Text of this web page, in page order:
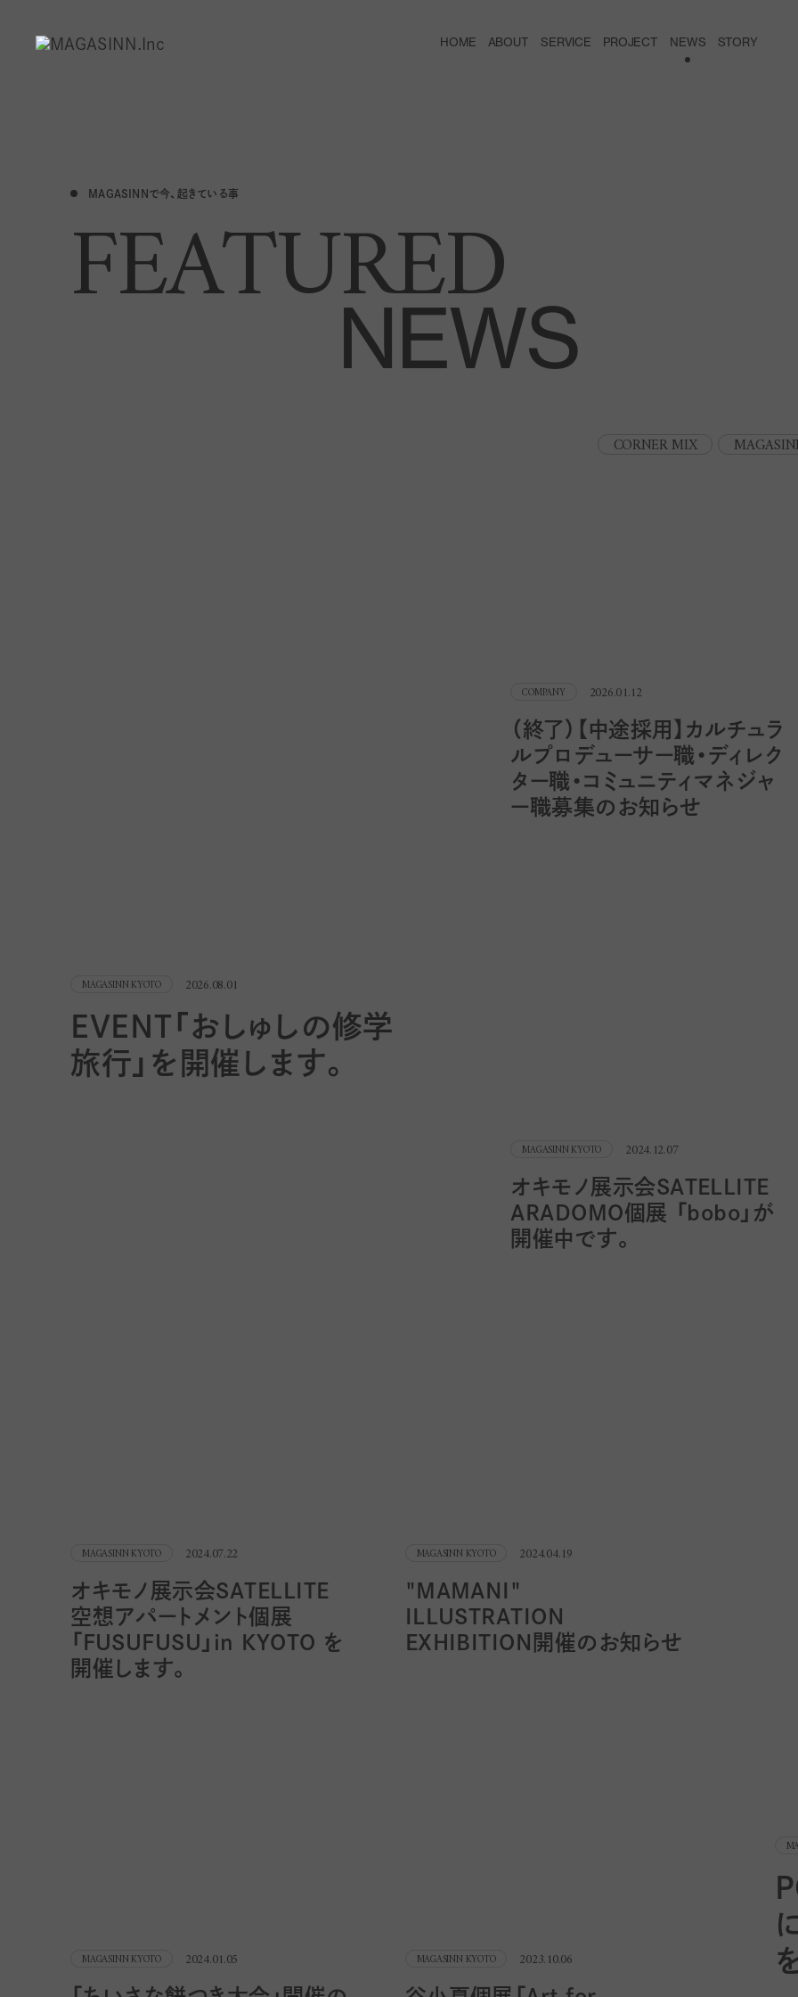
HOME ABOUT SERVICE PROJECT NEWS STORY
MAGASINNで今、起きている事
FEATURED
NEWS
CORNER MIX
MAGASINN KYOTO 2026.08.01
EVENT「おしゅしの修学
旅行」を開催します。
COMPANY 2026.01.12
（終了）【中途採用】カルチュラ
ルプロデューサー職・ディレク
ター職・コミュニティマネジャ
ー職募集のお知らせ
MAGASINN KYOTO 2024.12.07
オキモノ展示会SATELLITE
ARADOMO個展 「bobo」が
開催中です。
MAGASINN KYOTO 2024.07.22
オキモノ展示会SATELLITE
空想アパートメント個展
「FUSUFUSU」in KYOTO を
開催します。
MAGASINN KYOTO 2024.04.19
"MAMANI"
ILLUSTRATION
EXHIBITION開催のお知らせ
MAGASINN KYOTO 2024.01.05 MAGASINN KYOTO 2023.10.06